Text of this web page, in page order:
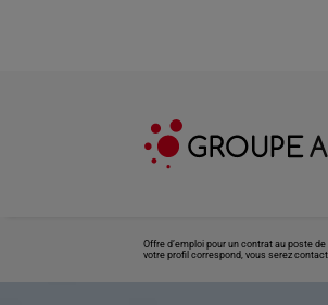
Offre d’emploi pour un contrat au poste
votre profil correspond, vous serez